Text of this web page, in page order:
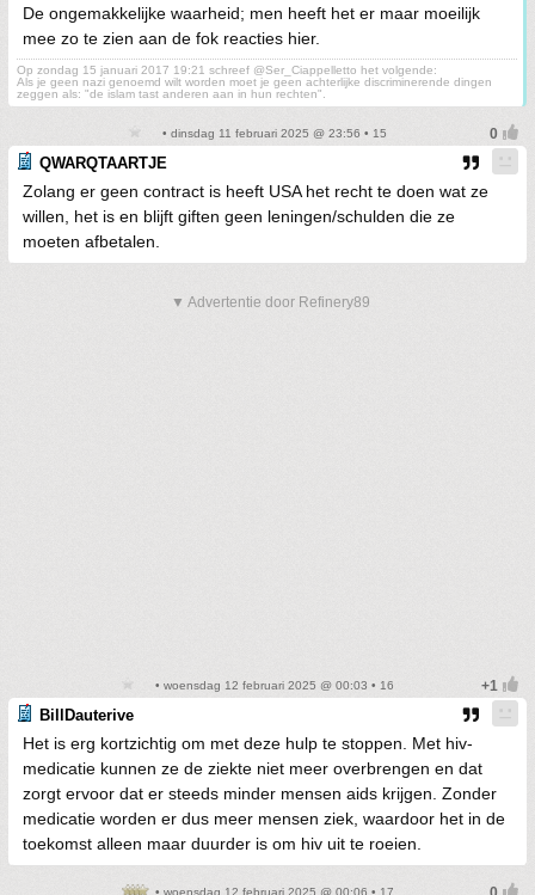
De ongemakkelijke waarheid; men heeft het er maar moeilijk
mee zo te zien aan de fok reacties hier.
Op zondag 15 januari 2017 19:21 schreef @Ser_Ciappelletto het volgende:
Als je geen nazi genoemd wilt worden moet je geen achterlijke discriminerende dingen
zeggen als: "de islam tast anderen aan in hun rechten".
• dinsdag 11 februari 2025 @ 23:56 • 15
QWARQTAARTJE
Zolang er geen contract is heeft USA het recht te doen wat ze
willen, het is en blijft giften geen leningen/schulden die ze
moeten afbetalen.
▼ Advertentie door Refinery89
• woensdag 12 februari 2025 @ 00:03 • 16
BillDauterive
Het is erg kortzichtig om met deze hulp te stoppen. Met hiv-
medicatie kunnen ze de ziekte niet meer overbrengen en dat
zorgt ervoor dat er steeds minder mensen aids krijgen. Zonder
medicatie worden er dus meer mensen ziek, waardoor het in de
toekomst alleen maar duurder is om hiv uit te roeien.
• woensdag 12 februari 2025 @ 00:06 • 17